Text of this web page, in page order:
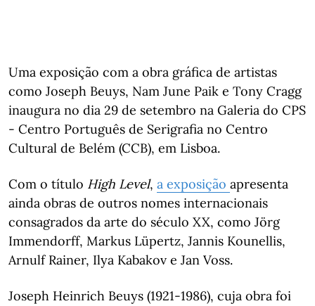
Uma exposição com a obra gráfica de artistas
como Joseph Beuys, Nam June Paik e Tony Cragg
inaugura no dia 29 de setembro na Galeria do CPS
- Centro Português de Serigrafia no Centro
Cultural de Belém (CCB), em Lisboa.
Com o título High Level, a exposição apresenta
ainda obras de outros nomes internacionais
consagrados da arte do século XX, como Jörg
Immendorff, Markus Lüpertz, Jannis Kounellis,
Arnulf Rainer, Ilya Kabakov e Jan Voss.
Joseph Heinrich Beuys (1921-1986), cuja obra foi